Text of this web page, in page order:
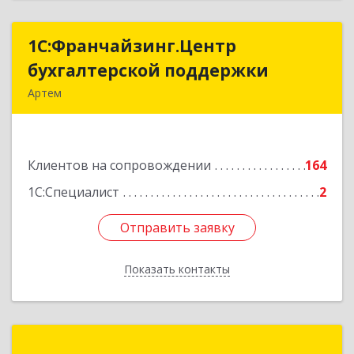
1С:Франчайзинг.Центр
бухгалтерской поддержки
Артем
Клиентов на сопровождении
164
1С:Специалист
2
Отправить заявку
Показать контакты
1С:Франчайзинг.Центр
бухгалтерской поддержки
Подробнее
Отправить заявку
Назад